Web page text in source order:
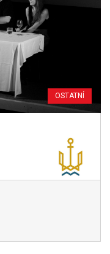
OSTATNÍ